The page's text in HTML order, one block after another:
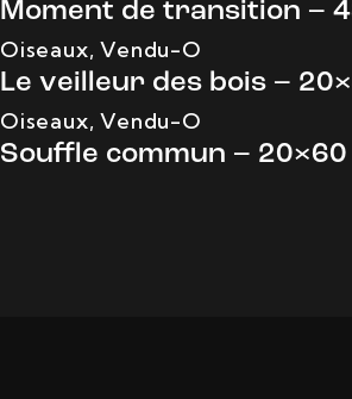
Moment de transition –
Oiseaux,Vendu-O
Le veilleur des bois –
Oiseaux,Vendu-O
Souffle commun – 20×60